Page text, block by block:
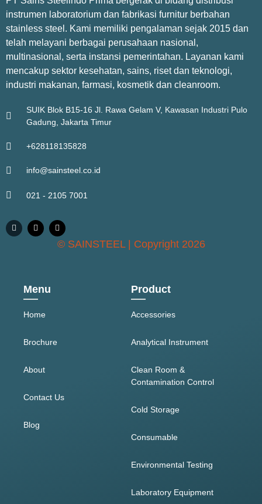
instrumen laboratorium dan fabrikasi furnitur berbahan
stainless steel. Kami memiliki pengalaman sejak 2015 dan
telah melayani berbagai perusahaan nasional,
multinasional, serta instansi pemerintahan. Layanan kami
mencakup sektor kesehatan, sains, riset dan teknologi,
industri makanan, farmasi, kosmetik dan cleanroom.
SUIK Blok B15-16 Jl. Rawa Gelam V, Kawasan Industri Pulo
Gadung, Jakarta Timur
+628118135828
info@sainsteel.co.id
021 - 2105 7001
© SAINSTEEL | Copyright 2026
Menu
Home
Brochure
About
Contact Us
Blog
Product
Accessories
Analytical Instrument
Clean Room &
Contamination Control
Cold Storage
Consumable
Environmental Testing
Laboratory Equipment